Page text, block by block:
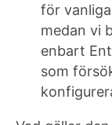
för
medan vi
enbart
som